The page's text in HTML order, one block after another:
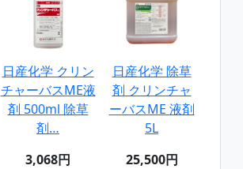
日産化学 クリン
チャーバスME液
剤 500ml 除草
剤…
日産化学 除草
剤 クリンチャ
ーバスME 液剤
5L
3,068円
25,500円